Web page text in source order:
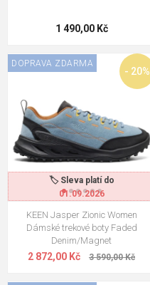
1 490,00 Kč
🏷️ Sleva platí do
01.09.2026
- 20%
DOPRAVA ZDARMA
KEEN Jasper Zionic Women
Dámské trekové boty Faded
Denim/Magnet
2 872,00 Kč 3 590,00 Kč